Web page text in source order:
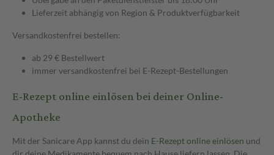
Lieferzeit abhängig von Region & Produktverfügbarkeit
Versandkostenfrei bestellen:
ab 29 € Bestellwert
immer versandkostenfrei bei E-Rezept-Bestellungen
E-Rezept online einlösen bei deiner Online-
Apotheke
Mit der Sanicare App kannst du dein E-Rezept online einlösen und